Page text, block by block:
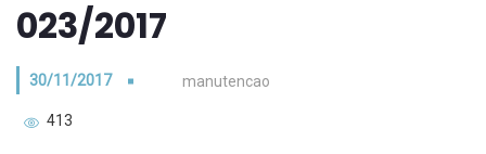
023/2017
30/11/2017 manutencao
413